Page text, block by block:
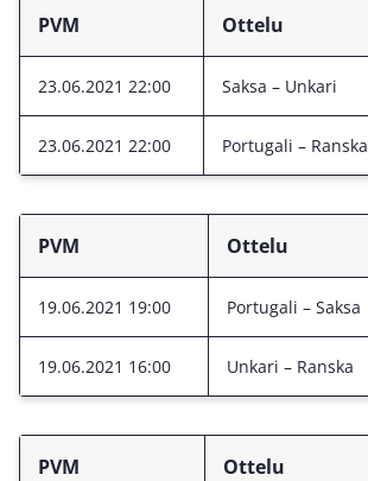
PVM Ottelu
23.06.2021 22:00 Saksa – Unkari
23.06.2021 22:00 Portugali – Ranska
PVM Ottelu
19.06.2021 19:00 Portugali – Saksa
19.06.2021 16:00 Unkari – Ranska
PVM Ottelu